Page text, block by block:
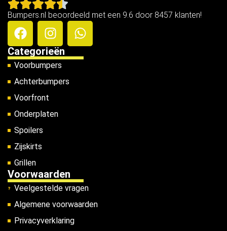
Bumpers.nl beoordeeld met een 9.6 door 8457 klanten!
Categorieën
Voorbumpers
Achterbumpers
Voorfront
Onderplaten
Spoilers
Zijskirts
Grillen
Voorwaarden
Veelgestelde vragen
Algemene voorwaarden
Privacyverklaring